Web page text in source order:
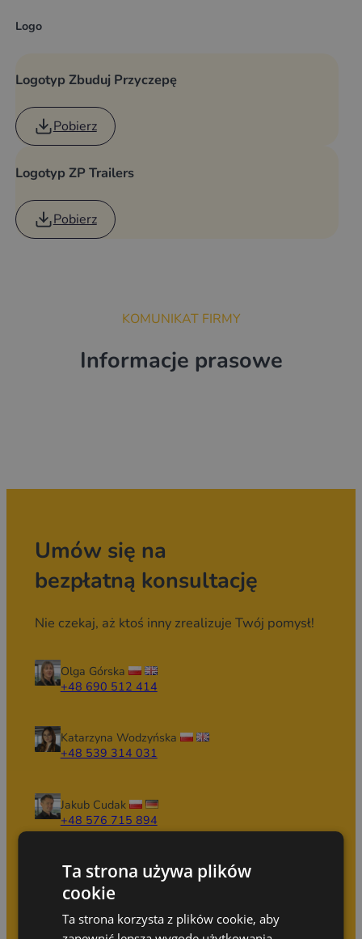
Logo
Logotyp Zbuduj Przyczepę
Pobierz
Logotyp ZP Trailers
Pobierz
KOMUNIKAT FIRMY
Informacje prasowe
Umów się na
bezpłatną konsultację
Nie czekaj, aż ktoś inny zrealizuje Twój pomysł!
Olga Górska
+48 690 512 414
Katarzyna Wodzyńska
+48 539 314 031
Jakub Cudak
+48 576 715 894
Marceli Maszkiewicz
+48 696 029 167
Ta strona używa plików
cookie
Ta strona korzysta z plików cookie, aby